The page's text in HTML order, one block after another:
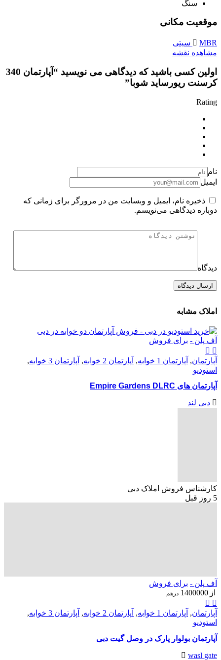
سنگ
موقعیت مکانی
MBR سیتی
مشاهده نقشه
اولین کسی باشید که دیدگاهی می نویسید “آپارتمان 340
کرسنت ریورساید شوبا”
Rating
نام
ایمیل
ذخیره نام، ایمیل و وبسایت من در مرورگر برای زمانی که
دوباره دیدگاهی می‌نویسم.
دیدگاه
املاک مشابه
آف پلن - برای فروش
آپارتمان, آپارتمان 1 خوابه , آپارتمان 2 خوابه , آپارتمان 3 خوابه
,
استودیو
آپارتمان های Empire Gardens DLRC
دبی لند
کارشناس فروش املاک دبی
5 روز قبل
آف پلن - برای فروش
از 1400000 درهم
آپارتمان, آپارتمان 1 خوابه , آپارتمان 2 خوابه , آپارتمان 3 خوابه
,
استودیو
آپارتمان بولوار پارک در وصل گیت دبی
wasl gate